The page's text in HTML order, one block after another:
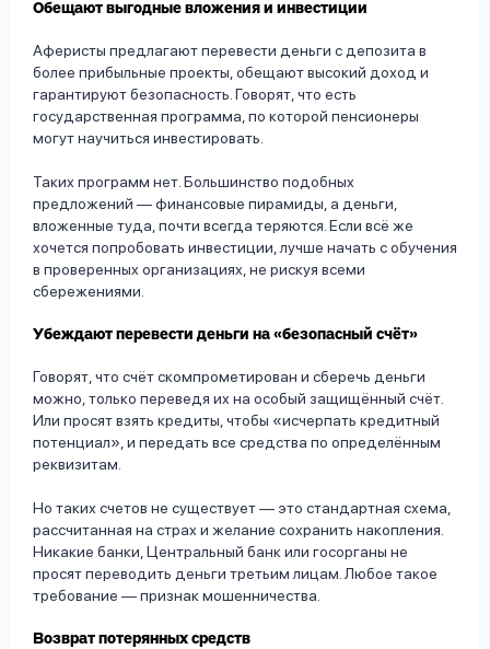
Обещают выгодные вложения и инвестиции
Аферисты предлагают перевести деньги с депозита в
более прибыльные проекты, обещают высокий доход и
гарантируют безопасность. Говорят, что есть
государственная программа, по которой пенсионеры
могут научиться инвестировать.
Таких программ нет. Большинство подобных
предложений — финансовые пирамиды, а деньги,
вложенные туда, почти всегда теряются. Если всё же
хочется попробовать инвестиции, лучше начать с обучения
в проверенных организациях, не рискуя всеми
сбережениями.
Убеждают перевести деньги на «безопасный счёт»
Говорят, что счёт скомпрометирован и сберечь деньги
можно, только переведя их на особый защищённый счёт.
Или просят взять кредиты, чтобы «исчерпать кредитный
потенциал», и передать все средства по определённым
реквизитам.
Но таких счетов не существует — это стандартная схема,
рассчитанная на страх и желание сохранить накопления.
Никакие банки, Центральный банк или госорганы не
просят переводить деньги третьим лицам. Любое такое
требование — признак мошенничества.
Возврат потерянных средств